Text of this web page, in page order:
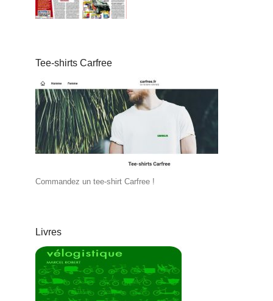
Tee-shirts Carfree
Commandez un tee-shirt Carfree !
Livres